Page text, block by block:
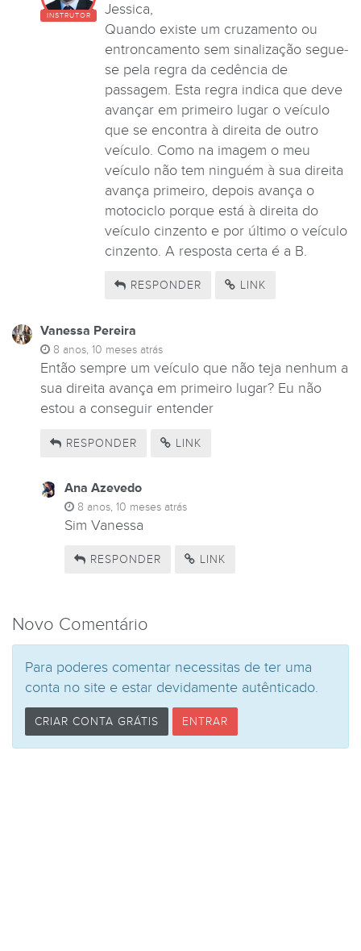
INSTRUTOR
Jessica,
Quando existe um cruzamento ou
entroncamento sem sinalização segue-
se pela regra da cedência de
passagem. Esta regra indica que deve
avançar em primeiro lugar o veículo
que se encontra à direita de outro
veículo. Como na imagem o meu
veículo não tem ninguém à sua direita
avança primeiro, depois avança o
motociclo porque está à direita do
veículo cinzento e por último o veículo
cinzento. A resposta certa é a B.
RESPONDER LINK
Vanessa Pereira
8 anos, 10 meses atrás
Então sempre um veículo que não teja nenhum a
sua direita avança em primeiro lugar? Eu não
estou a conseguir entender
RESPONDER LINK
Ana Azevedo
8 anos, 10 meses atrás
Sim Vanessa
RESPONDER LINK
Novo Comentário
Para poderes comentar necessitas de ter uma
conta no site e estar devidamente autênticado.
CRIAR CONTA GRÁTIS ENTRAR